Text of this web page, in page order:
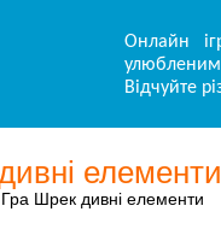
Онлайн
Відчуйте
елементи
Шрек дивні елементи